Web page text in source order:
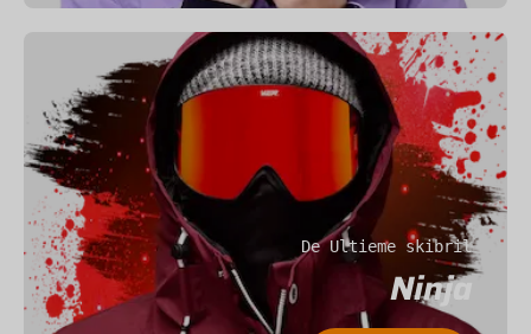
De Ultieme skibril
Ninja